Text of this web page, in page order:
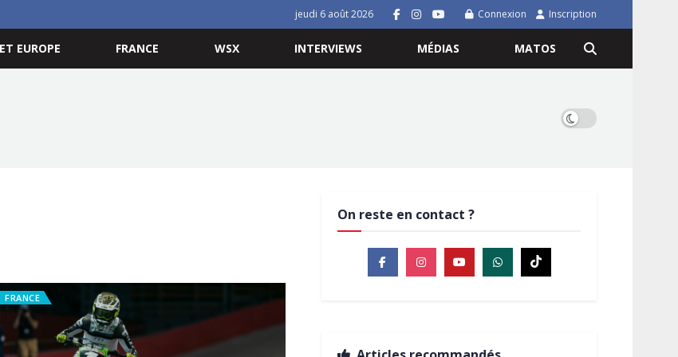
jeudi 6 août 2026 Connexion Inscription
EUROPE FRANCE WSX INTERVIEWS MÉDIAS MATOS
FRANCE
On reste en contact ?